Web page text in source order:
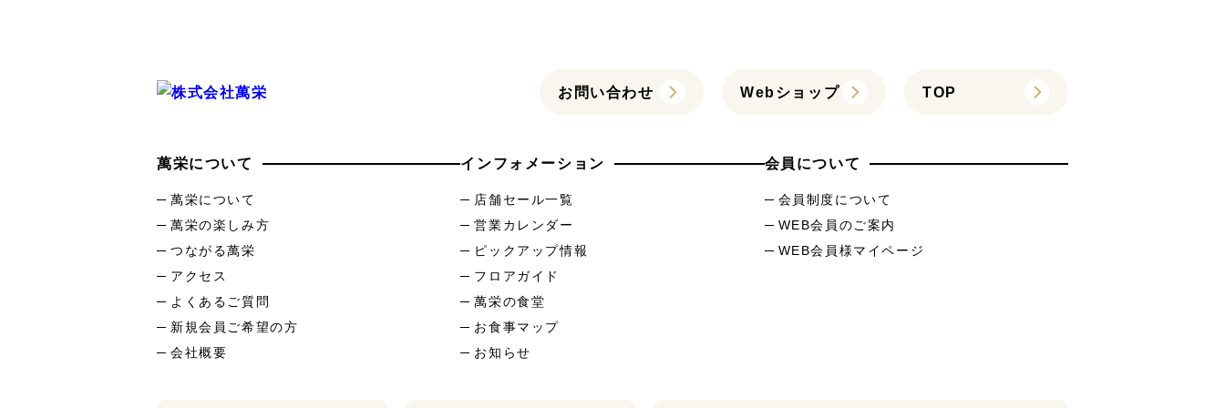
お問い合わせ Webショップ TOP
萬栄について
萬栄について
萬栄の楽しみ方
つながる萬栄
アクセス
よくあるご質問
新規会員ご希望の方
会社概要
インフォメーション
店舗セール一覧
営業カレンダー
ピックアップ情報
フロアガイド
萬栄の食堂
お食事マップ
お知らせ
会員について
会員制度について
WEB会員のご案内
WEB会員様マイページ